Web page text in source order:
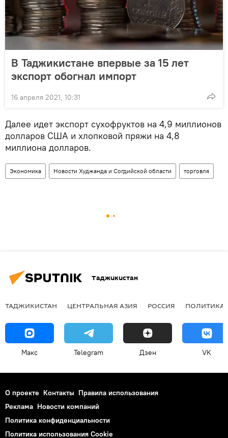
В Таджикистане впервые за 15 лет
экспорт обогнал импорт
16 апреля 2021, 10:31
Далее идет экспорт сухофруктов на 4,9 миллионов
долларов США и хлопковой пряжи на 4,8
миллиона долларов.
Экономика Новости Худжанда и Согдийской области торговля
Таджикистан
ТАДЖИКИСТАН ЦЕНТРАЛЬНАЯ АЗИЯ РОССИЯ ПОЛИТИКА
Макс Telegram Дзен VK
О проекте Контакты Правила использования
Реклама Новости компаний
Политика конфиденциальности
Политика использования Cookie